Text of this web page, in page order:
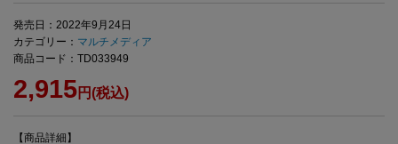
発売日：2022年9月24日
カテゴリー： マルチメディア
商品コード：TD033949
2,915円(税込)
【商品詳細】